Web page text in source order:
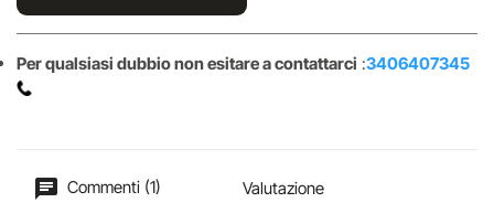
Per qualsiasi dubbio non esitare a contattarci :3406407345
Commenti (1) Valutazione